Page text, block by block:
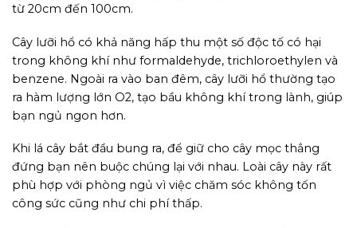
từ 20cm đến 100cm.
Cây lưỡi hổ có khả năng hấp thu một số độc tố có hại
trong không khí như formaldehyde, trichloroethylen và
benzene. Ngoài ra vào ban đêm, cây lưỡi hổ thường tạo
ra hàm lượng lớn O2, tạo bầu không khí trong lành, giúp
bạn ngủ ngon hơn.
Khi lá cây bắt đầu bung ra, để giữ cho cây mọc thẳng
đứng bạn nên buộc chúng lại với nhau. Loài cây này rất
phù hợp với phòng ngủ vì việc chăm sóc không tốn
công sức cũng như chi phí thấp.